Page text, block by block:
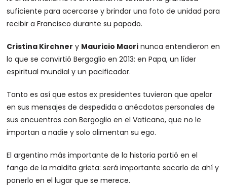
suficiente para acercarse y brindar una foto de unidad para
recibir a Francisco durante su papado.
Cristina Kirchner y Mauricio Macri nunca entendieron en
lo que se convirtió Bergoglio en 2013: en Papa, un líder
espiritual mundial y un pacificador.
Tanto es así que estos ex presidentes tuvieron que apelar
en sus mensajes de despedida a anécdotas personales de
sus encuentros con Bergoglio en el Vaticano, que no le
importan a nadie y solo alimentan su ego.
El argentino más importante de la historia partió en el
fango de la maldita grieta: será importante sacarlo de ahí y
ponerlo en el lugar que se merece.